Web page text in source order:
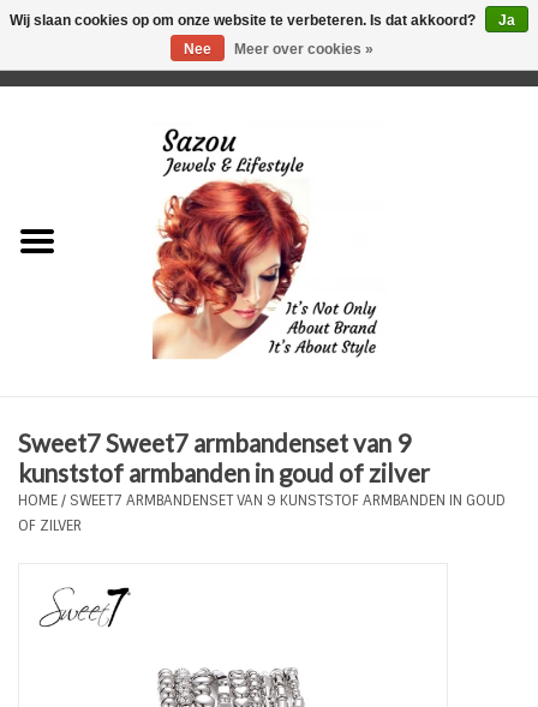
Just for Him
Plus Size Sieraden
Enkelbandjes
Tassen en meer
Sweet7 Sweet7 armbandenset van 9
kunststof armbanden in goud of zilver
HOME/ SWEET7 ARMBANDENSET VAN 9 KUNSTSTOF ARMBANDEN IN GOUD
OF ZILVER
Wij slaan cookies op om onze website te verbeteren. Is dat akkoord?
Ja
Nee
Meer over cookies »